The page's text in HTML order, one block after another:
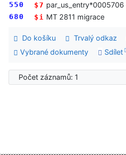
550 $7 par_us_entry*0005706
680 $i MT 2811 migrace
Do košíku Trvalý odkaz
Vybrané dokumenty
Sdílet
Počet záznamů: 1